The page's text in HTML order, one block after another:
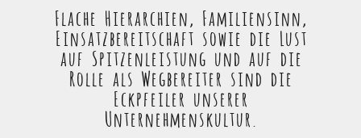
Flache Hierarchien, Familiensinn,
Einsatzbereitschaft sowie die Lust
auf Spitzenleistung und auf die
Rolle als Wegbereiter sind die
Eckpfeiler unserer
Unternehmenskultur.